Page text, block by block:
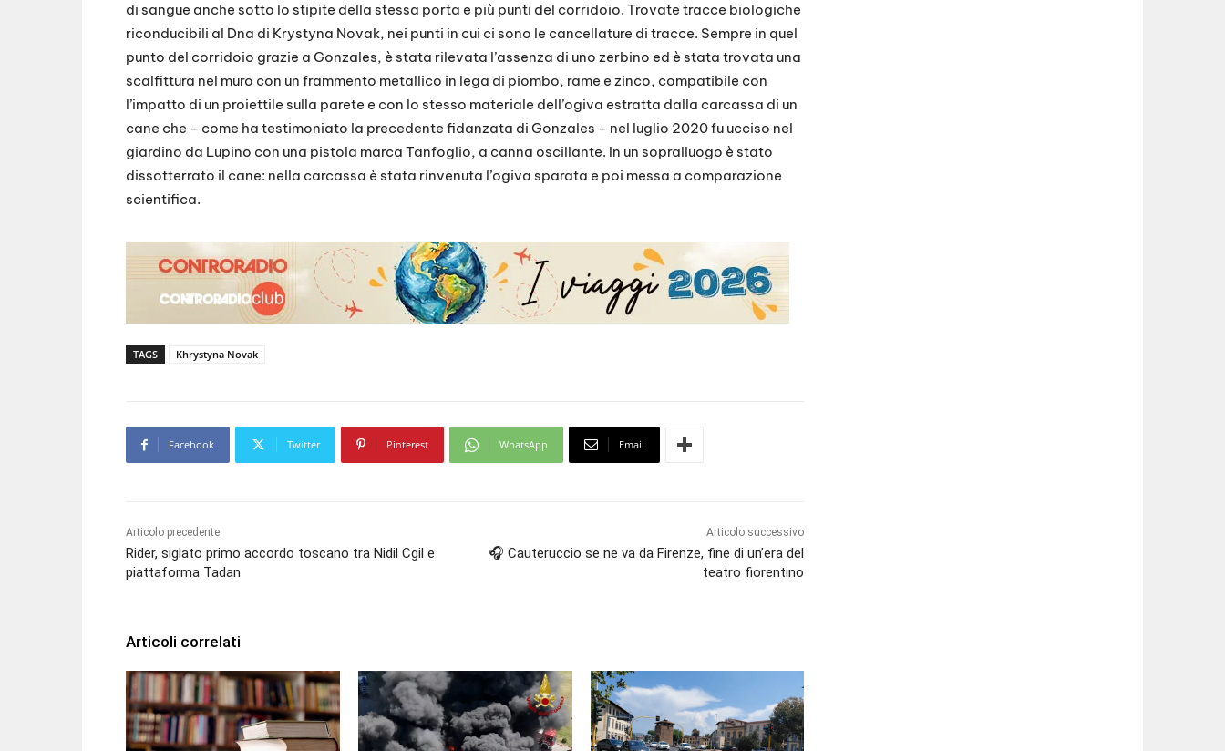
di sangue anche sotto lo stipite della stessa porta e più punti del corridoio. Trovate tracce biologiche
riconducibili al Dna di Krystyna Novak, nei punti in cui ci sono le cancellature di tracce. Sempre in quel
punto del corridoio grazie a Gonzales, è stata rilevata l’assenza di uno zerbino ed è stata trovata una
scalfittura nel muro con un frammento metallico in lega di piombo, rame e zinco, compatibile con
l’impatto di un proiettile sulla parete e con lo stesso materiale dell’ogiva estratta dalla carcassa di un
cane che – come ha testimoniato la precedente fidanzata di Gonzales – nel luglio 2020 fu ucciso nel
giardino da Lupino con una pistola marca Tanfoglio, a canna oscillante. In un sopralluogo è stato
dissotterrato il cane: nella carcassa è stata rinvenuta l’ogiva sparata e poi messa a comparazione
scientifica.
TAGS Khrystyna Novak
Facebook Twitter Pinterest WhatsApp Email
Articolo precedente
Rider, siglato primo accordo toscano tra Nidil Cgil e
piattaforma Tadan
Articolo successivo
🎧 Cauteruccio se ne va da Firenze, fine di un’era del
teatro fiorentino
Articoli correlati